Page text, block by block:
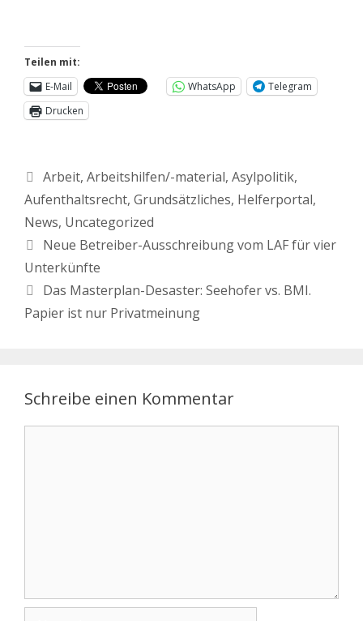
Teilen mit:
E-Mail
WhatsApp
Telegram
Drucken
Arbeit, Arbeitshilfen/-material, Asylpolitik,
Aufenthaltsrecht, Grundsätzliches, Helferportal,
News, Uncategorized
Neue Betreiber-Ausschreibung vom LAF für vier
Unterkünfte
Das Masterplan-Desaster: Seehofer vs. BMI.
Papier ist nur Privatmeinung
Schreibe einen Kommentar